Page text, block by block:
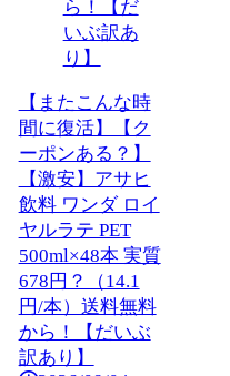
【またこんな時
間に復活】【ク
ーポンある？】
【激安】アサヒ
飲料 ワンダ ロイ
ヤルラテ PET
500ml×48本 実質
678円？（14.1
円/本）送料無料
から！【だいぶ
訳あり】